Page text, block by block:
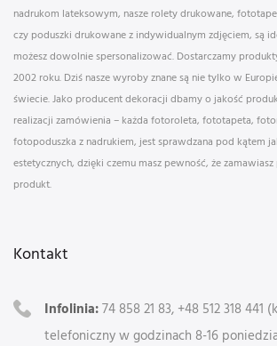
nadrukom lateksowym, nasze rolety drukowane,
czy poduszki drukowane z indywidualnym zdjęciem, są
możesz dowolnie spersonalizować. Dostarczamy
2002 roku. Dziś nasze wyroby znane są nie tylko w
świecie. Jako producent dekoracji dbamy o jakość
realizacji zamówienia – każda fotoroleta, fototapeta,
fotopoduszka z nadrukiem, jest sprawdzana pod kątem
estetycznych, dzięki czemu masz pewność, że
produkt.
Kontakt
Infolinia:74 858 21 83, +48 512 318 441
telefoniczny w godzinach 8-16